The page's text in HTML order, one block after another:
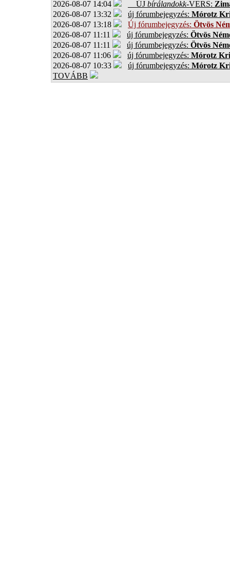
2026-08-07 14:04 ÚJ bírálandokk-VERS:
2026-08-07 13:32
új fórumbejegyzés: Mórotz
2026-08-07 13:18
Új fórumbejegyzés: Ötvös
2026-08-07 11:11
új fórumbejegyzés: Ötvös
2026-08-07 11:11
új fórumbejegyzés: Ötvös
2026-08-07 11:06
új fórumbejegyzés: Mórotz
2026-08-07 10:33
új fórumbejegyzés: Mórotz
TOVÁBB